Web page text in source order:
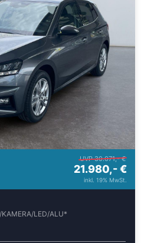
UVP 30.071,- €
21.980,- €
inkl. 19% MwSt.
LED/ALU*